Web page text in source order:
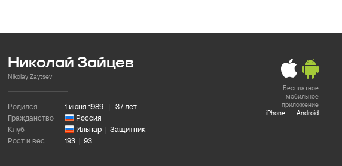
Бесплатное
мобильное
приложение
iPhone
| Android
Николай Зайцев
Nikolay Zaytsev
Родился 1 июня 1989
37 лет
Гражданство
Россия
Клуб
Ильпар
Защитник
Рост и вес
193 93